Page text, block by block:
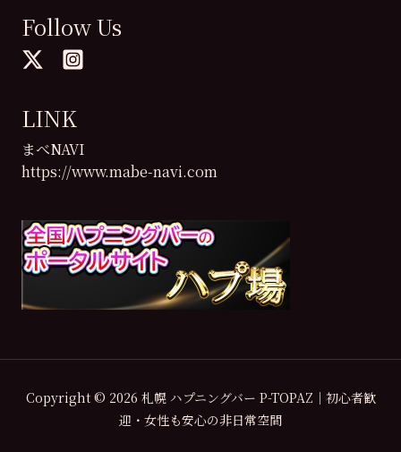
Follow Us
LINK
まべNAVI
https://www.mabe-navi.com
Copyright © 2026 札幌 ハプニングバー P-TOPAZ｜初心者歓
迎・女性も安心の非日常空間